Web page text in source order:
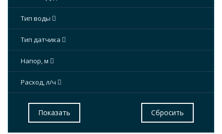
Тип воды
Тип датчика
Напор, м
Расход, л/ч